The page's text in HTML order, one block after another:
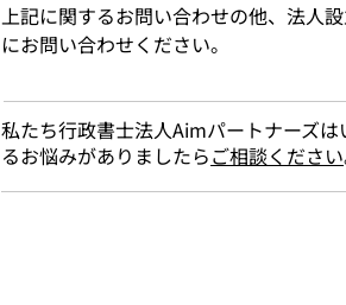
上記に関するお問い合わせの他、法人
にお問い合わせください。
私たち行政書士法人Aimパートナーズ
るお悩みがありましたらご相談ください